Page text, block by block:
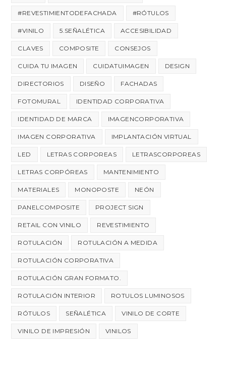
#REVESTIMIENTODEFACHADA #RÓTULOS
#VINILO 5.SEÑALÉTICA ACCESIBILIDAD
CLAVES COMPOSITE CONSEJOS
CUIDA TU IMAGEN CUIDATUIMAGEN DESIGN
DIRECTORIOS DISEÑO FACHADAS
FOTOMURAL IDENTIDAD CORPORATIVA
IDENTIDAD DE MARCA IMAGENCORPORATIVA
IMAGEN CORPORATIVA IMPLANTACIÓN VIRTUAL
LED LETRAS CORPOREAS LETRASCORPOREAS
LETRAS CORPÓREAS MANTENIMIENTO
MATERIALES MONOPOSTE NEÓN
PANELCOMPOSITE PROJECT SIGN
RETAIL CON VINILO REVESTIMIENTO
ROTULACIÓN ROTULACIÓN A MEDIDA
ROTULACIÓN CORPORATIVA
ROTULACIÓN GRAN FORMATO.
ROTULACIÓN INTERIOR ROTULOS LUMINOSOS
RÓTULOS SEÑALÉTICA VINILO DE CORTE
VINILO DE IMPRESIÓN VINILOS